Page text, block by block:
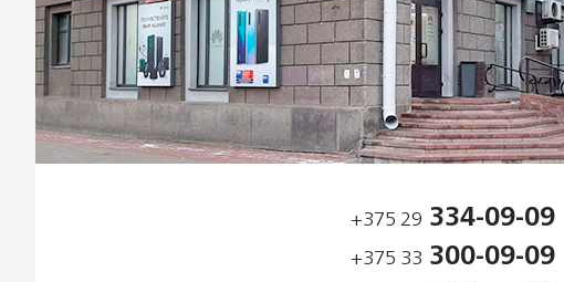
+375 29 334-09-09
+375 33 300-09-09